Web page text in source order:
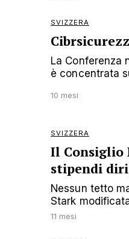
SVIZZERA
La Conferenza
è concentrata
10 mesi
SVIZZERA
Il Consiglio
stipendi
Nessun tetto
Stark
11 mesi